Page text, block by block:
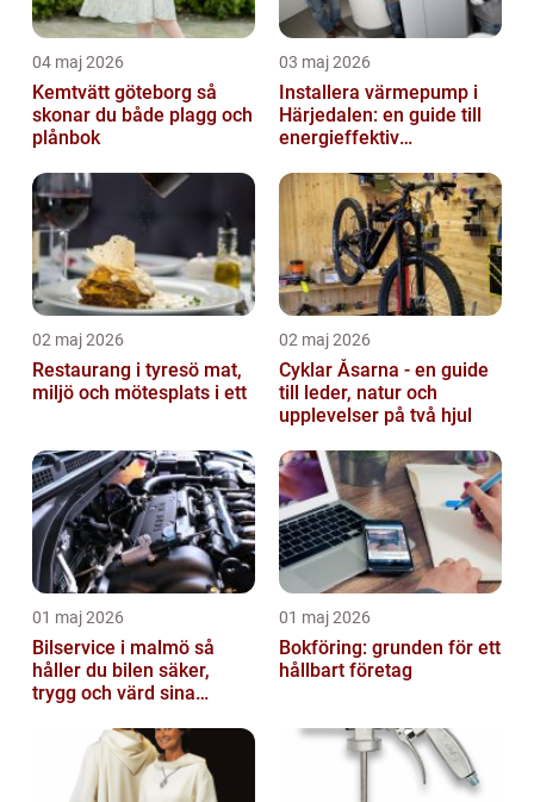
04 maj 2026
Kemtvätt göteborg så
skonar du både plagg och
plånbok
03 maj 2026
Installera värmepump i
Härjedalen: en guide till
energieffektiv
02 maj 2026
Restaurang i tyresö mat,
miljö och mötesplats i ett
02 maj 2026
Cyklar Åsarna - en guide
till leder, natur och
upplevelser på två hjul
01 maj 2026
Bilservice i malmö så
håller du bilen säker,
trygg och värd sina
01 maj 2026
Bokföring: grunden för ett
hållbart företag